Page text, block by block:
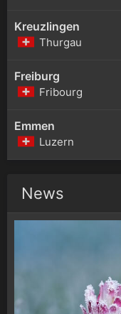
Kreuzlingen
Thurgau
Freiburg
Fribourg
Emmen
Luzern
News